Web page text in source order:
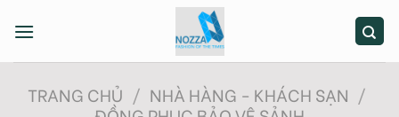
TRANG CHỦ / NHÀ HÀNG - KHÁCH SẠN /